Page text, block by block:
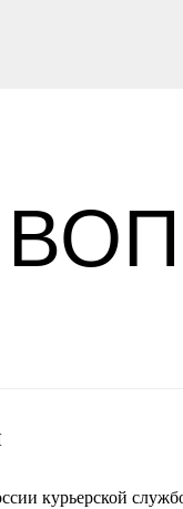
курьерской